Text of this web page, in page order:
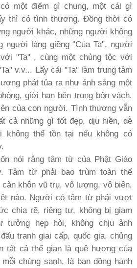
một điểm gì chung, một cái gì
thì có tình thương. Ðồng thời có
người khác, những người không
người láng giềng "Của Ta", người
"Ta" , cùng một chủng tộc với
v.v... Lấy cái "Ta" làm trung tâm
phát tủa ra như ánh sáng một
giới hạn bên trong bốn vách.
của con người. Tình thương vẫn
cả những gì tốt đẹp, dịu hiền, dễ
không thể tồn tại nếu không có
nói rằng tâm từ của Phật Giáo
Tâm từ phải bao trùm toàn thể
càn khôn vũ trụ, vô lượng, vô biên,
nào. Người có tâm từ phải vượt
chia rẽ, riêng tư, không bị giam
tưởng hẹp hòi, không chịu ảnh
tranh giai cấp, quốc gia, chủng
tất cả thế gian là quê hương của
chúng sanh, là bạn đồng hành